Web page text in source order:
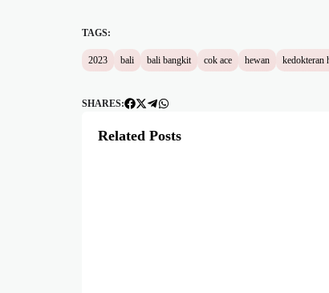
TAGS:
2023 bali bali bangkit cok ace hewan kedokteran
SHARES:
Related Posts